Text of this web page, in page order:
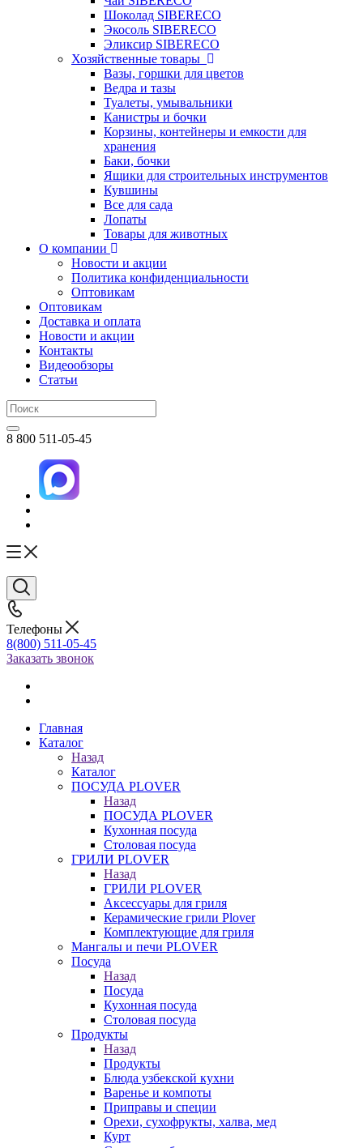
Шоколад SIBERECO
Экосоль SIBERECO
Эликсир SIBERECO
Хозяйственные товары
Вазы, горшки для цветов
Ведра и тазы
Туалеты, умывальники
Канистры и бочки
Корзины, контейнеры и емкости для
хранения
Баки, бочки
Ящики для строительных инструментов
Кувшины
Все для сада
Лопаты
Товары для животных
О компании
Новости и акции
Политика конфиденциальности
Оптовикам
Оптовикам
Доставка и оплата
Новости и акции
Контакты
Видеообзоры
Статьи
8 800 511-05-45
Телефоны
8(800) 511-05-45
Заказать звонок
Главная
Каталог
Назад
Каталог
ПОСУДА PLOVER
Назад
ПОСУДА PLOVER
Кухонная посуда
Столовая посуда
ГРИЛИ PLOVER
Назад
ГРИЛИ PLOVER
Аксессуары для гриля
Керамические грили Plover
Комплектующие для гриля
Мангалы и печи PLOVER
Посуда
Назад
Посуда
Кухонная посуда
Столовая посуда
Продукты
Назад
Продукты
Блюда узбекской кухни
Варенье и компоты
Приправы и специи
Орехи, сухофрукты, халва, мед
Курт